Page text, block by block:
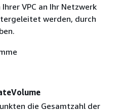
VPC an Ihr Netzwerk
werden, durch
die Gesamtzahl der